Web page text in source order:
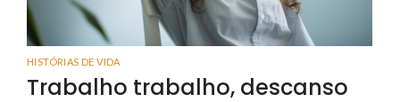
HISTÓRIAS DE VIDA
Trabalho trabalho, descanso